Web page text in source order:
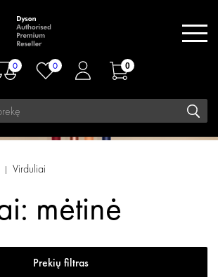
0 0 0
Virduliai
mėtinė
Prekių filtras